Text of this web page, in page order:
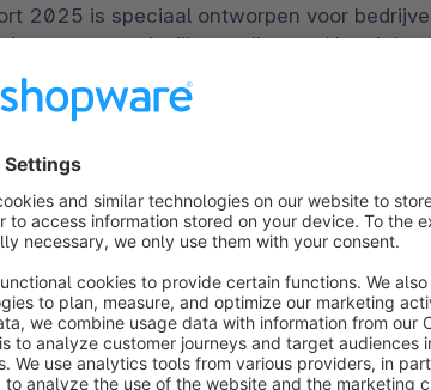
2025 is speciaal ontworpen voor
groei willen realiseren. Het zit
strategieën om je een voorsprong te
enkele belangrijke inzichten uit het
met digitale self-
Bereid je